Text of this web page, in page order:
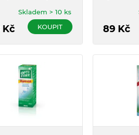
čočky a
z nich
lipidy a
Kč
Skladem > 10 ks
KOUPIT
všechny
89 Kč